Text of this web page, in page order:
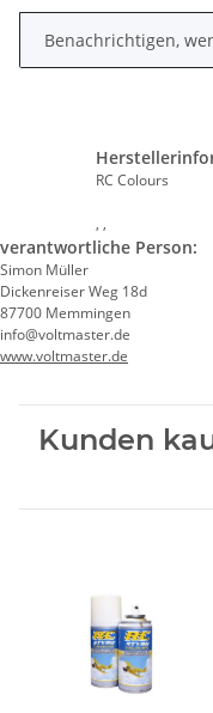
Benachrichtigen,
RC Colours
, ,
verantwortliche Person:
Simon Müller
Dickenreiser Weg 18d
87700 Memmingen
info@voltmaster.de
www.voltmaster.de
Kunden